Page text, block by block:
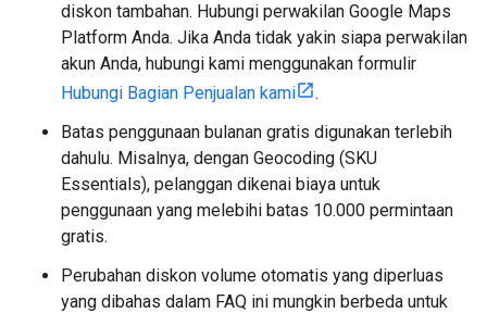
diskon tambahan. Hubungi perwakilan Google Maps
Platform Anda. Jika Anda tidak yakin siapa perwakilan
akun Anda, hubungi kami menggunakan formulir
Hubungi Bagian Penjualan kami
.
Batas penggunaan bulanan gratis digunakan terlebih
dahulu. Misalnya, dengan Geocoding (SKU
Essentials), pelanggan dikenai biaya untuk
penggunaan yang melebihi batas 10.000 permintaan
gratis.
Perubahan diskon volume otomatis yang diperluas
yang dibahas dalam FAQ ini mungkin berbeda untuk